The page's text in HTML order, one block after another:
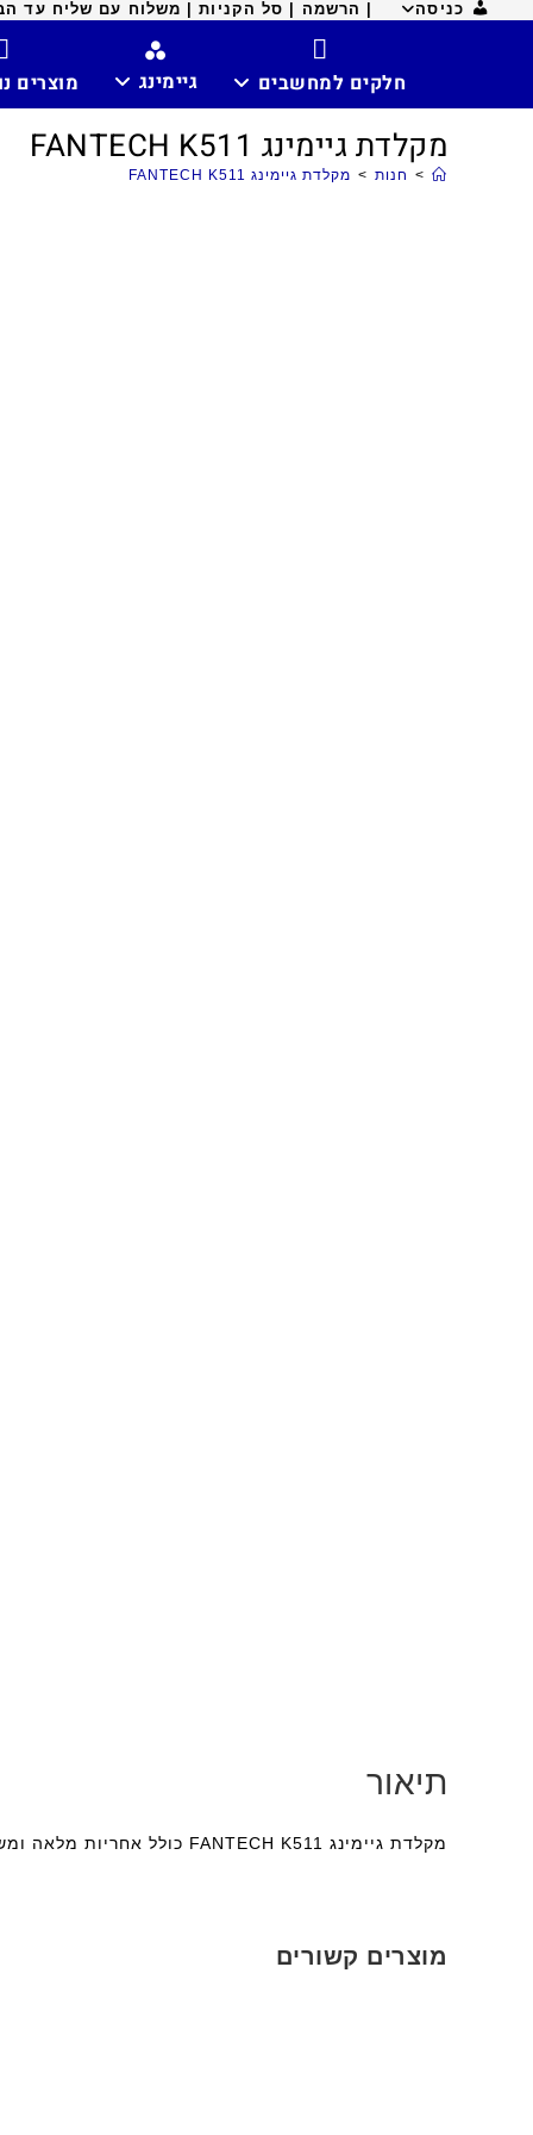
כניסה | הרשמה | סל הקניות | משלוח עם שליח עד הבית
חלקים למחשבים גיימינג מוצרים
מקלדת גיימינג FANTECH K511
> חנות > מקלדת גיימינג FANTECH K511
תיאור
מקלדת גיימינג FANTECH K511 כולל אחריות מלאה ומשלוחים מהירים לכל הארץ. מקלדת גיימינג מבית FANTECH עם אורות LED
מוצרים קשורים